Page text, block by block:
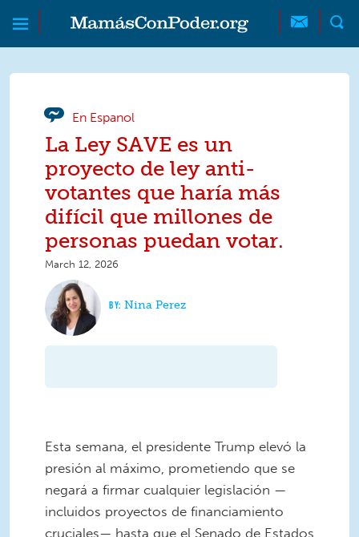
Skip to main content
Skip to main content
MamásConPoder
En Espanol
La Ley SAVE es un
proyecto de ley anti-
votantes que haría más
difícil que millones de
personas puedan votar.
March 12, 2026
Nina Perez
Esta semana, el presidente Trump elevó la
presión al máximo, prometiendo que se
negará a firmar cualquier legislación —
incluidos proyectos de financiamiento
cruciales— hasta que el Senado de Estados